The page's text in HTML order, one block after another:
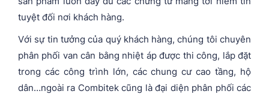
tuyệt đối nơi khách hàng.
Với sự tin tưởng của quý khách hàng, chúng tôi chuyên
phân phối van cân bằng nhiệt áp được thi công, lắp đặt
trong các công trình lớn, các chung cư cao tầng, hộ
dân…ngoài ra Combitek cũng là đại diện phân phối các